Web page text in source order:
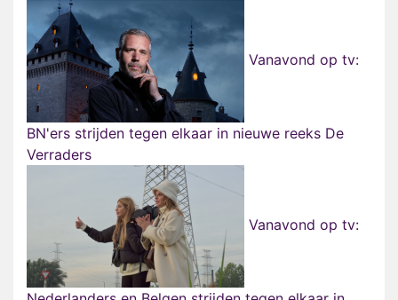
Vanavond op tv:
BN'ers strijden tegen elkaar in nieuwe reeks De
Verraders
Vanavond op tv: